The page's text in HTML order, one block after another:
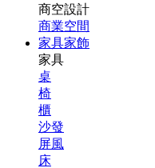
商空設計
商業空間
家具家飾
家具
桌
椅
櫃
沙發
屏風
床